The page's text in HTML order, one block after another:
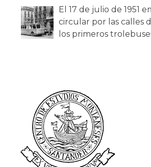
El 17 de julio de 1951
circular por las calles
los primeros